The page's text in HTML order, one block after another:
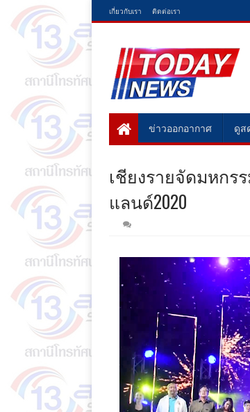
เกี่ยวกับเรา ติดต่อเรา
ข่าวออกอากาศ ดูส
เชียงรายจัดมหกร
แลนด์2020